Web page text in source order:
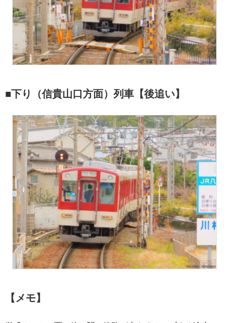
■下り（信貴山口方面）列車【後追い】
【メモ】